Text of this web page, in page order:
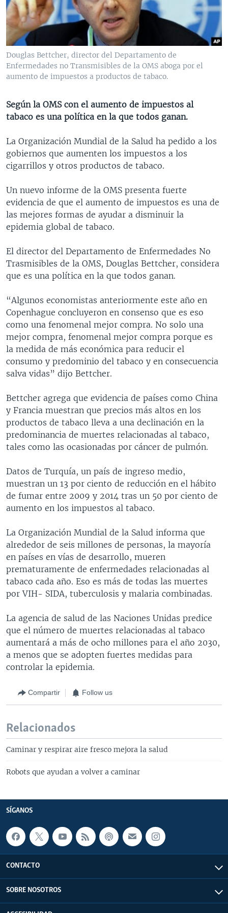
VENEZUELA
BRASIL
NICARAGUA
ECONOMÍA
ENTRETENIMIENTO Y CULTURA
TECNOLOGÍA
DEPORTES
CIENCIA Y SALUD
MULTIMEDIA
VIDEOS
FOTOGRAFÍA
AUDIOS
PROGRAMAS TV
EL MUNDO AL DÍA
FORO INTERAMERICANO
LAS CLAVES
PANORAMA
RADIO
AVANCE INFORMATIVO
AUDIONOTICIAS
BUENOS DÍAS AMÉRICA
ESTADOS UNIDOS AL DÍA
EL MUNDO AL DÍA [RADIO]
FORO [RADIO]
NOTA ECONÓMICA
ENTRETENIMIENTO
DIRECT
DOCUMENTALES DE LA VOA
Learning English
SÍGANOS
Douglas Bettcher, director del Departamento de
Enfermedades no Transmisibles de la OMS aboga por el
aumento de impuestos a productos de tabaco.
Según la OMS con el aumento de impuestos al
tabaco es una política en la que todos ganan.
La Organización Mundial de la Salud ha pedido a los
gobiernos que aumenten los impuestos a los
cigarrillos y otros productos de tabaco.
Un nuevo informe de la OMS presenta fuerte
evidencia de que el aumento de impuestos es una de
las mejores formas de ayudar a disminuir la
epidemia global de tabaco.
El director del Departamento de Enfermedades No
Trasmisibles de la OMS, Douglas Bettcher, considera
que es una política en la que todos ganan.
“Algunos economistas anteriormente este año en
Copenhague concluyeron en consenso que es eso
como una fenomenal mejor compra. No solo una
mejor compra, fenomenal mejor compra porque es
la medida de más económica para reducir el
consumo y predominio del tabaco y en consecuencia
salva vidas” dijo Bettcher.
Bettcher agrega que evidencia de países como China
y Francia muestran que precios más altos en los
productos de tabaco lleva a una declinación en la
predominancia de muertes relacionadas al tabaco,
tales como las ocasionadas por cáncer de pulmón.
Datos de Turquía, un país de ingreso medio,
muestran un 13 por ciento de reducción en el hábito
de fumar entre 2009 y 2014 tras un 50 por ciento de
aumento en los impuestos al tabaco.
La Organización Mundial de la Salud informa que
alrededor de seis millones de personas, la mayoría
en países en vías de desarrollo, mueren
prematuramente de enfermedades relacionadas al
tabaco cada año. Eso es más de todas las muertes
por VIH- SIDA, tuberculosis y malaria combinadas.
La agencia de salud de las Naciones Unidas predice
que el número de muertes relacionadas al tabaco
aumentará a más de ocho millones para el año 2030,
a menos que se adopten fuertes medidas para
controlar la epidemia.
Compartir Follow us
Relacionados
Caminar y respirar aire fresco mejora la salud
Robots que ayudan a volver a caminar
SÍGANOS
CONTACTO
SOBRE NOSOTROS